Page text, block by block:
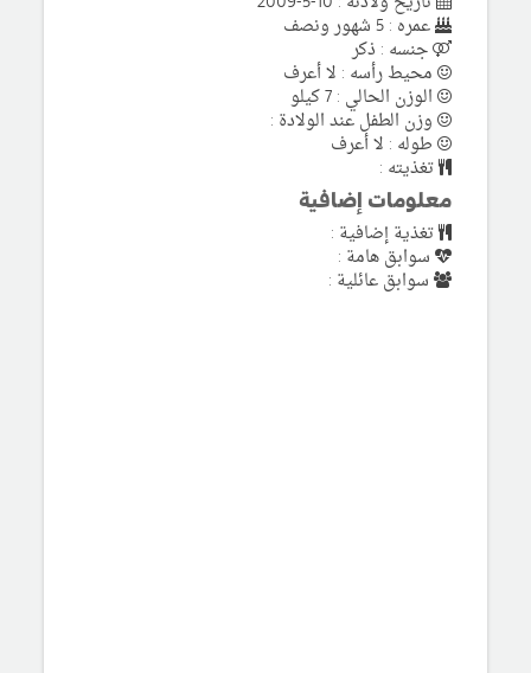
عمره : 5 شهور ونصف
جنسه : ذكر
محيط رأسه : لا أعرف
الوزن الحالي : 7 كيلو
وزن الطفل عند الولادة :
طوله : لا أعرف
تغذيته :
معلومات إضافية
تغذية إضافية :
سوابق هامة :
سوابق عائلية :